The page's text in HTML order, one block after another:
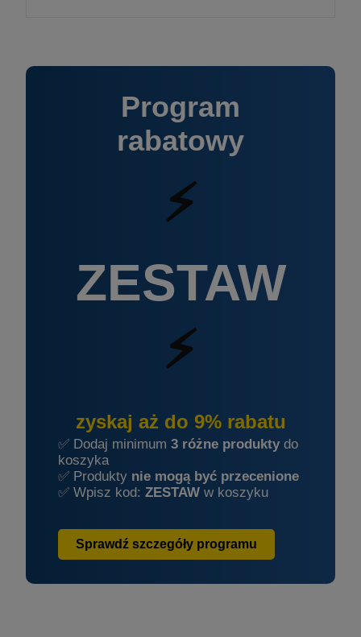
Program
rabatowy
⚡
ZESTAW
⚡
zyskaj aż do 9% rabatu
✅ Dodaj minimum 3 różne produkty do
koszyka
✅ Produkty nie mogą być przecenione
✅ Wpisz kod: ZESTAW w koszyku
Sprawdź szczegóły programu